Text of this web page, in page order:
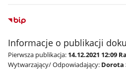
Informacje o publikacji
Pierwsza publikacja: 14.12.2021 12:09
Wytwarzający/ Odpowiadający: Dorota